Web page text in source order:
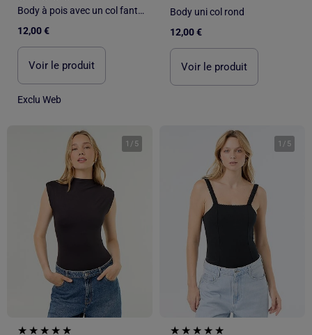
Body à pois avec un col fantaisie
12,00 €
Voir le produit
Exclu Web
Body uni col rond
12,00 €
Voir le produit
1 / 5 1 / 5